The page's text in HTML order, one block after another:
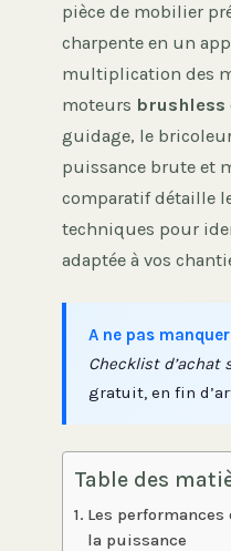
pièce de mobilier
charpente en un
multiplication des
moteurs brushless
guidage, le
puissance brute et
comparatif détaille
techniques pour
adaptée à vos
A ne pas manquer
Checklist d’achat
gratuit, en fin
Table des
Les
la puissance